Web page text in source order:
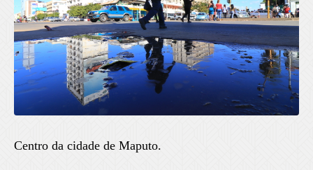
Centro da cidade de Maputo.